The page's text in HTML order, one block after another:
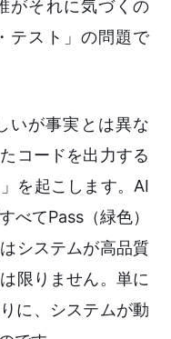
がそれに気づくの
テスト」の問題で
いが事実とは異な
コードを出力する
を起こします。AI
べてPass（緑色）
システムが高品質
限りません。単に
に、システムが動